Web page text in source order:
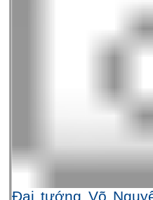
Đại tướng Võ